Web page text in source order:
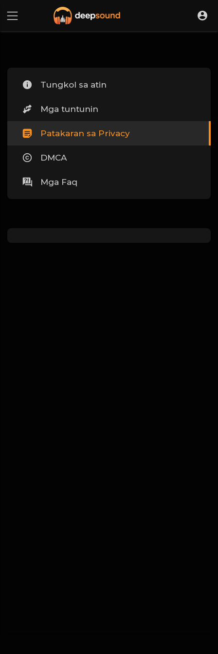
Tungkol sa atin
Mga tuntunin
Patakaran sa Privacy
DMCA
Mga Faq